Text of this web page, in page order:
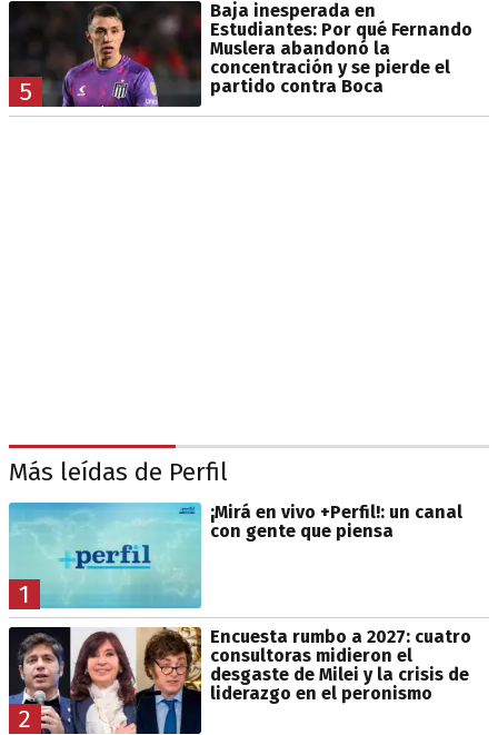
5
Baja inesperada en
Estudiantes: Por qué Fernando
Muslera abandonó la
concentración y se pierde el
partido contra Boca
Más leídas de Perfil
1
¡Mirá en vivo +Perfil!: un canal
con gente que piensa
2
Encuesta rumbo a 2027: cuatro
consultoras midieron el
desgaste de Milei y la crisis de
liderazgo en el peronismo